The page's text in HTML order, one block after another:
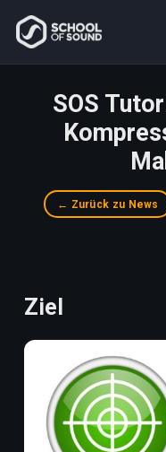
SOS
← Zurück zu News
Ziel